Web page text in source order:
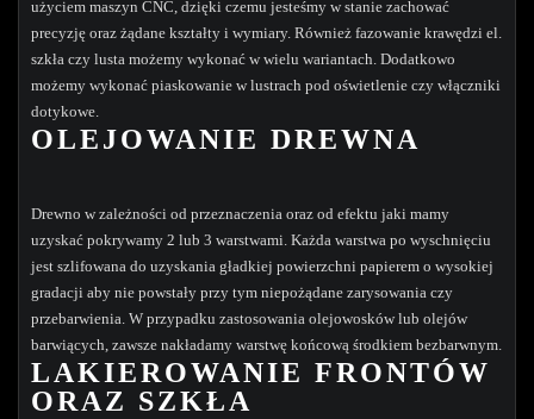
użyciem maszyn CNC, dzięki czemu jesteśmy w stanie zachować
precyzję oraz żądane kształty i wymiary. Również fazowanie krawędzi el.
szkła czy lusta możemy wykonać w wielu wariantach. Dodatkowo
możemy wykonać piaskowanie w lustrach pod oświetlenie czy włączniki
dotykowe.
OLEJOWANIE DREWNA
Drewno w zależności od przeznaczenia oraz od efektu jaki mamy
uzyskać pokrywamy 2 lub 3 warstwami. Każda warstwa po wyschnięciu
jest szlifowana do uzyskania gładkiej powierzchni papierem o wysokiej
gradacji aby nie powstały przy tym niepożądane zarysowania czy
przebarwienia. W przypadku zastosowania olejowosków lub olejów
barwiących, zawsze nakładamy warstwę końcową środkiem bezbarwnym.
LAKIEROWANIE FRONTÓW
ORAZ SZKŁA